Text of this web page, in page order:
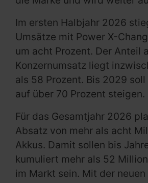
Im ersten Halbjahr 2026
Umsätze mit Power X-
um acht Prozent. Der Anteil
Konzernumsatz liegt
als 58 Prozent. Bis 2029
auf über 70 Prozent steigen.
Für das Gesamtjahr 2026
Absatz von mehr als acht
Akkus. Damit sollen bis
kumuliert mehr als 52
im Markt sein. Mit der